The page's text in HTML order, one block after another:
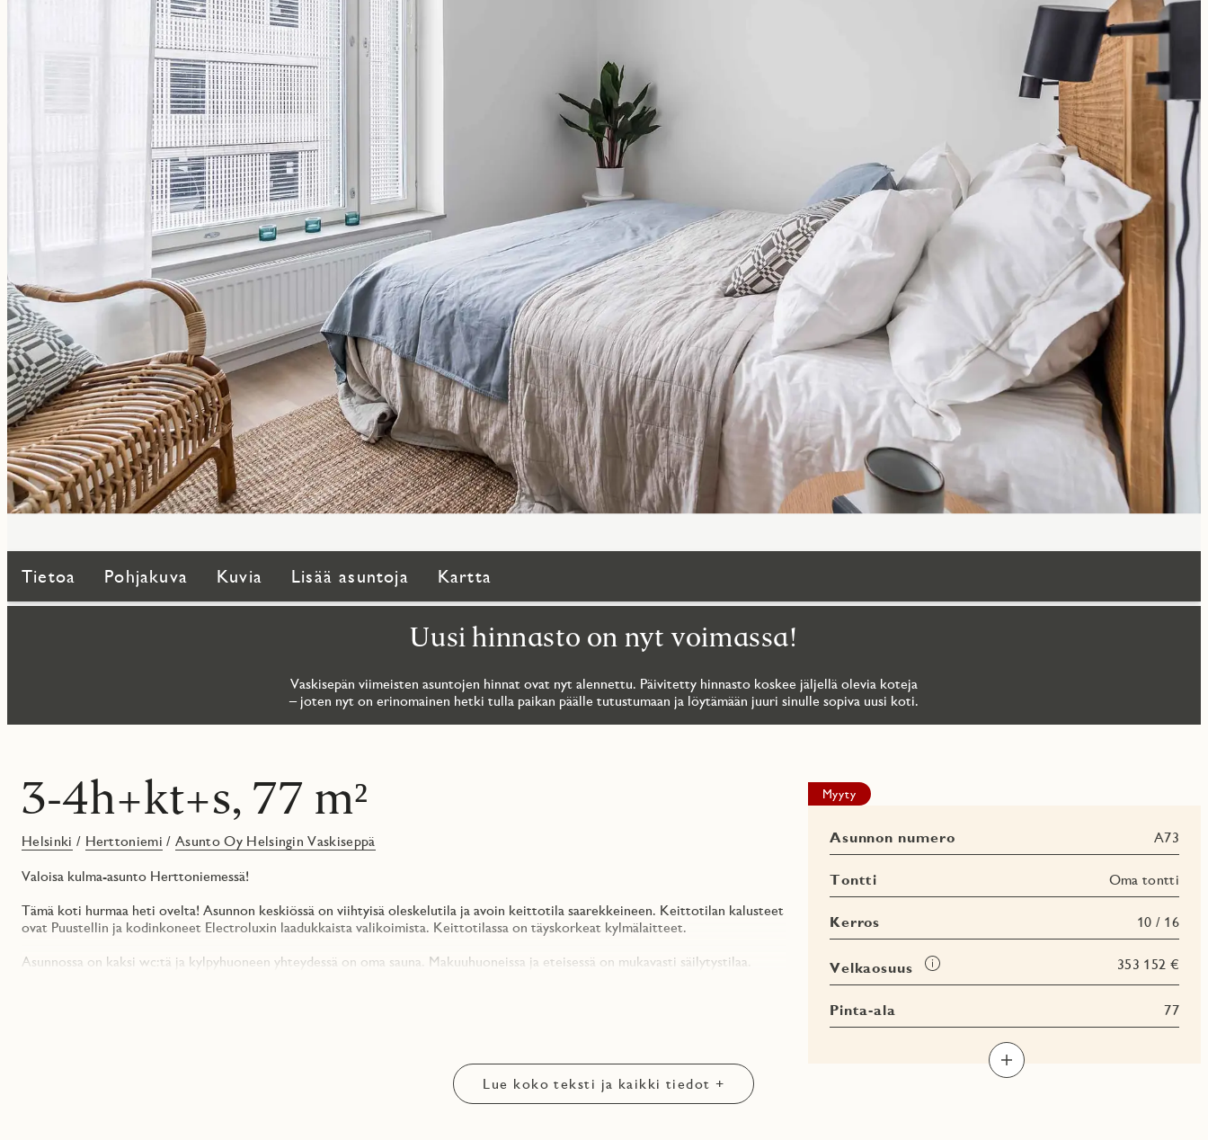
Tietoa Pohjakuva Kuvia Lisää asuntoja Kartta
Uusi hinnasto on nyt voimassa!
Vaskisepän viimeisten asuntojen hinnat ovat nyt alennettu. Päivitetty hinnasto koskee jäljellä olevia koteja
– joten nyt on erinomainen hetki tulla paikan päälle tutustumaan ja löytämään juuri sinulle sopiva uusi koti.
3-4h+kt+s, 77 m²
Helsinki / Herttoniemi /Asunto Oy Helsingin Vaskiseppä
Valoisa kulma-asunto Herttoniemessä!
Tämä koti hurmaa heti ovelta! Asunnon keskiössä on viihtyisä oleskelutila ja avoin keittotila saarekkeineen. Keittotilan kalusteet
ovat Puustellin ja kodinkoneet Electroluxin laadukkaista valikoimista. Keittotilassa on täyskorkeat kylmälaitteet.
Asunnossa on kaksi wc:tä ja kylpyhuoneen yhteydessä on oma sauna. Makuuhuoneissa ja eteisessä on mukavasti säilytystilaa.
Asunto Oy Helsingin Vaskiseppä nousee Herttoniemen uuteen Sohlberg-kortteliin, lähelle alueen monipuolisia palveluita ja
Myyty
Asunnon numero A73
Tontti Oma tontti
Kerros 10 / 16
Velkaosuus
Tooltip 353 152 €
Pinta-ala 77
Lue koko teksti ja kaikki tiedot +